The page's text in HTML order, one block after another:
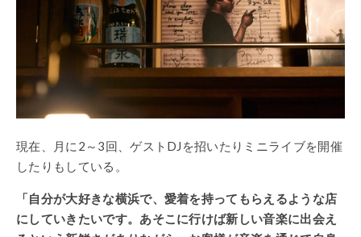
現在、月に2～3回、ゲストDJを招いたりミニライブを開催
したりもしている。
「自分が大好きな横浜で、愛着を持ってもらえるような店
にしていきたいです。あそこに行けば新しい音楽に出会え